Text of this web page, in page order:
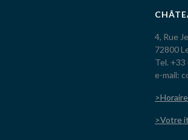
4, Rue
72800
Tel. +33
e-mail:
>Votre